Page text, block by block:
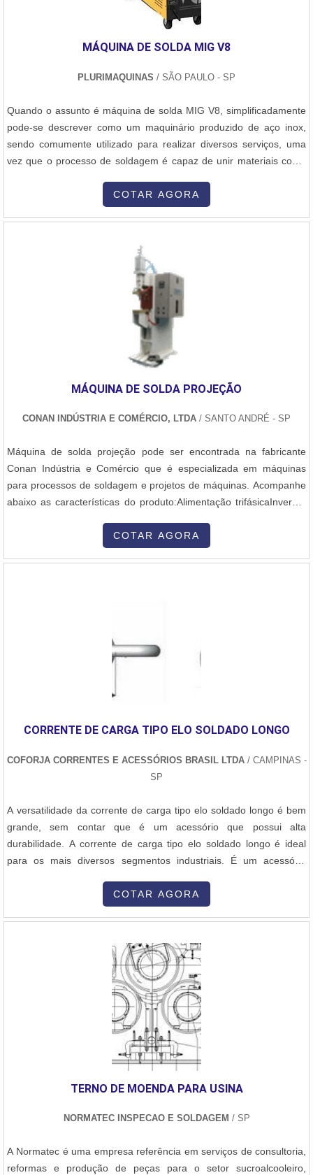
alta qualidade onde são realizadas as atividades e estrutura
suficiente para atender todas as demandas. Todos esses fatores,
agregados a uma equipe multidisciplinar de consultores associados
melhor para todos os clientes.
MÁQUINA DE SOLDA MIG V8
PLURIMAQUINAS / SÃO PAULO - SP
Quando o assunto é máquina de solda MIG V8, simplificadamente
pode-se descrever como um maquinário produzido de aço inox,
sendo comumente utilizado para realizar diversos serviços, uma
vez que o processo de soldagem é capaz de unir materiais como
máquinas, veículos, pontes, recuperação de peças, construções de
fabricante de tratores, de carretas, chassi para caminhão,
implemento rodoviário e indústria forja, industriais de manutenção
industrial , fabricante de moinho vertical.É fundamental ressaltar
que tem como característica da empregabilidade alta qualidade e
eficiência, fatores que somados a outras variáveis compõem
vertentes que trazem grandes benefícios para as empresas. Segue
abaixo as principais vantagens do produto:Durabilidade;Baixo
custo;Baixa manutenção;Alta dureza;Resistente a corrosão.A
realiza a limpeza total das máquinas e substituí os componentes
que estiverem danificados e prestes a parar o equipamento,
graças aos investimentos da empresa com ótimos profissionais e
instalações de qualidade, buscando sempre a satisfação do cliente
e a excelência em produtos e trabalhos.GARANTIA DE ALTA
EFICIÊNCIA EM MÁQUINA DE SOLDA MIG V8Somente na
precisar de soluções para venda e manutenção de máquinas de
solda e acessórios. Com foco na experiência dos clientes, oferece
itens variados como entre outros e a empresa também atua no
COTAR AGORA
MÁQUINA DE SOLDA PROJEÇÃO
CONAN INDÚSTRIA E COMÉRCIO, LTDA / SANTO ANDRÉ - SP
Máquina de solda projeção pode ser encontrada na fabricante
Conan Indústria e Comércio que é especializada em máquinas
para processos de soldagem e projetos de máquinas. Acompanhe
abaixo as características do produto:Alimentação trifásicaInversor
125mm Duplex. Abertura entre as mesas de 200 a
COTAR AGORA
CORRENTE DE CARGA TIPO ELO SOLDADO LONGO
COFORJA CORRENTES E ACESSÓRIOS BRASIL LTDA/ CAMPINAS -
SP
A versatilidade da corrente de carga tipo elo soldado longo é bem
grande, sem contar que é um acessório que possui alta
durabilidade. A corrente de carga tipo elo soldado longo é ideal
para os mais diversos segmentos industriais. É um acessório
que executa as tarefas com qualidade e exatidão. Benefícios
COTAR AGORA
TERNO DE MOENDA PARA USINA
NORMATEC INSPECAO E SOLDAGEM / SP
A Normatec é uma empresa referência em serviços de consultoria,
reformas e produção de peças para o setor sucroalcooleiro,